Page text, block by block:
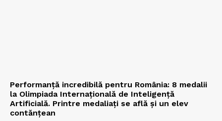
Performanță incredibilă pentru România: 8 medalii
la Olimpiada Internațională de Inteligență
Artificială. Printre medaliați se află și un elev
contănțean